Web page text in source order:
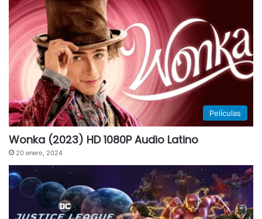
Películas
Wonka (2023) HD 1080P Audio Latino
20 enero, 2024